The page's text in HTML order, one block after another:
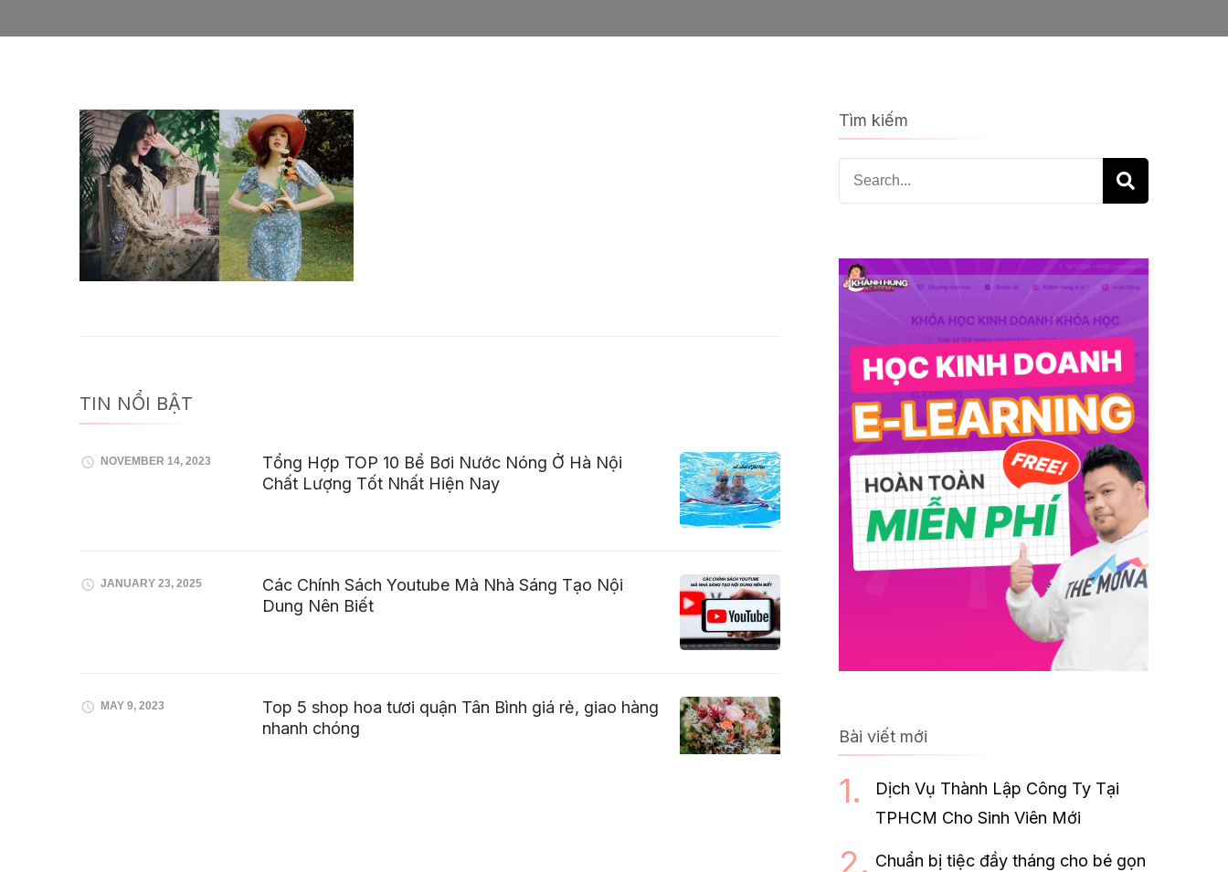
TIN NỔI BẬT
NOVEMBER 14, 2023
Tổng Hợp TOP 10 Bể Bơi Nước Nóng Ở Hà Nội
Chất Lượng Tốt Nhất Hiện Nay
JANUARY 23, 2025
Các Chính Sách Youtube Mà Nhà Sáng Tạo Nội
Dung Nên Biết
MAY 9, 2023
Top 5 shop hoa tươi quận Tân Bình giá rẻ, giao hàng
nhanh chóng
Tìm kiếm
Search
for:
Bài viết mới
Dịch Vụ Thành Lập Công Ty Tại
TPHCM Cho Sinh Viên Mới
Chuẩn bị tiệc đầy tháng cho bé gọn